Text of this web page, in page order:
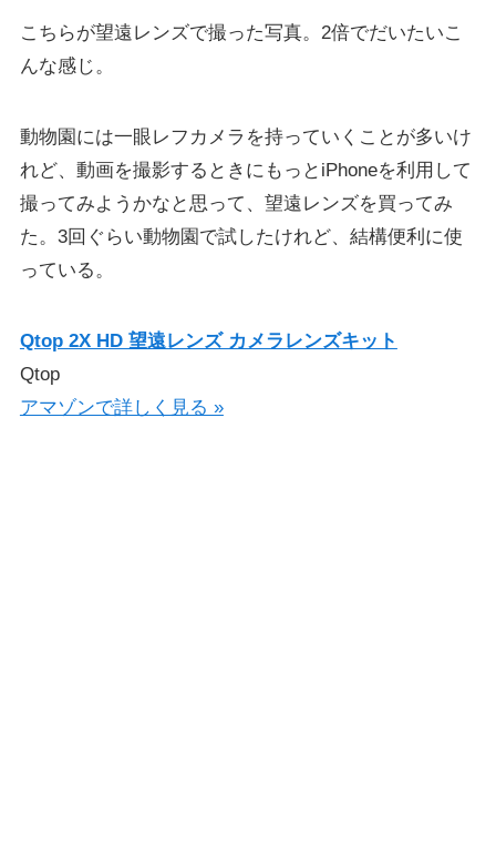
こちらが望遠レンズで撮った写真。2倍でだいたいこ
んな感じ。
動物園には一眼レフカメラを持っていくことが多いけ
れど、動画を撮影するときにもっとiPhoneを利用して
撮ってみようかなと思って、望遠レンズを買ってみ
た。3回ぐらい動物園で試したけれど、結構便利に使
っている。
Qtop 2X HD 望遠レンズ カメラレンズキット
Qtop
アマゾンで詳しく見る »